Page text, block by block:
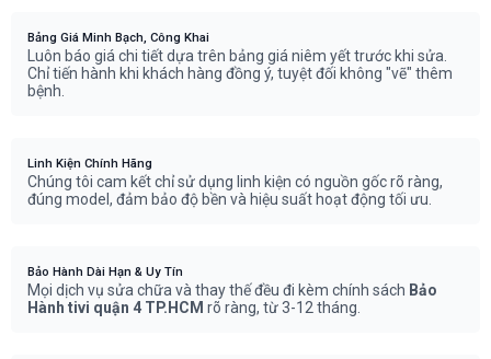
Bảng Giá Minh Bạch, Công Khai
Luôn báo giá chi tiết dựa trên bảng giá niêm yết trước khi sửa.
Chỉ tiến hành khi khách hàng đồng ý, tuyệt đối không "vẽ" thêm
bệnh.
Linh Kiện Chính Hãng
Chúng tôi cam kết chỉ sử dụng linh kiện có nguồn gốc rõ ràng,
đúng model, đảm bảo độ bền và hiệu suất hoạt động tối ưu.
Bảo Hành Dài Hạn & Uy Tín
Mọi dịch vụ sửa chữa và thay thế đều đi kèm chính sách Bảo
Hành tivi quận 4 TP.HCM rõ ràng, từ 3-12 tháng.